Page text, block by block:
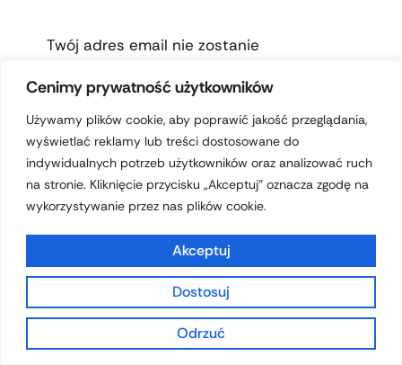
Cenimy prywatność użytkowników
Używamy plików cookie, aby poprawić jakość przeglądania,
wyświetlać reklamy lub treści dostosowane do
indywidualnych potrzeb użytkowników oraz analizować ruch
na stronie. Kliknięcie przycisku „Akceptuj” oznacza zgodę na
wykorzystywanie przez nas plików cookie.
Dostosuj
Odrzuć
Akceptuj
Twój adres email nie zostanie
oznaczone
WPISZ
TUTAJ..